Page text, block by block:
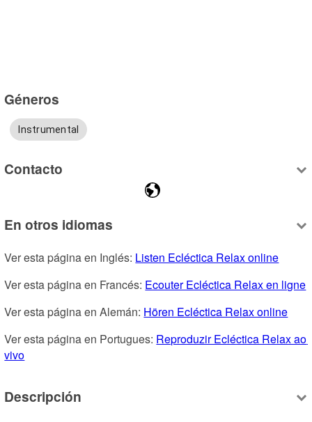
Géneros
Instrumental
Contacto
En otros idiomas
Ver esta página en Inglés: Listen Ecléctica Relax online
Ver esta página en Francés: Ecouter Ecléctica Relax en ligne
Ver esta página en Alemán: Hören Ecléctica Relax online
Ver esta página en Portugues: Reproduzir Ecléctica Relax ao
vivo
Descripción